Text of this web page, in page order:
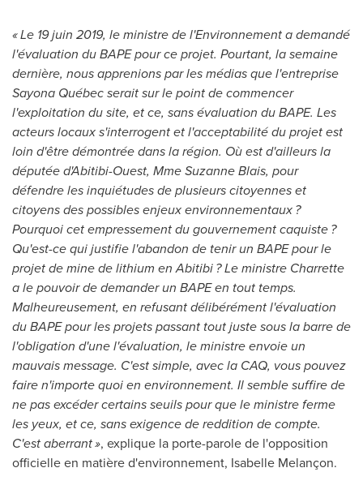
« Le 19 juin 2019, le ministre de l'Environnement a demandé
l'évaluation du BAPE pour ce projet. Pourtant, la semaine
dernière, nous apprenions par les médias que l'entreprise
Sayona Québec serait sur le point de commencer
l'exploitation du site, et ce, sans évaluation du BAPE. Les
acteurs locaux s'interrogent et l'acceptabilité du projet est
loin d'être démontrée dans la région. Où est d'ailleurs la
députée d'Abitibi-Ouest, Mme Suzanne Blais, pour
défendre les inquiétudes de plusieurs citoyennes et
citoyens des possibles enjeux environnementaux ?
Pourquoi cet empressement du gouvernement caquiste ?
Qu'est-ce qui justifie l'abandon de tenir un BAPE pour le
projet de mine de lithium en Abitibi ? Le ministre Charrette
a le pouvoir de demander un BAPE en tout temps.
Malheureusement, en refusant délibérément l'évaluation
du BAPE pour les projets passant tout juste sous la barre de
l'obligation d'une l'évaluation, le ministre envoie un
mauvais message. C'est simple, avec la CAQ, vous pouvez
faire n'importe quoi en environnement. Il semble suffire de
ne pas excéder certains seuils pour que le ministre ferme
les yeux, et ce, sans exigence de reddition de compte.
C'est aberrant », explique la porte-parole de l'opposition
officielle en matière d'environnement, Isabelle Melançon.